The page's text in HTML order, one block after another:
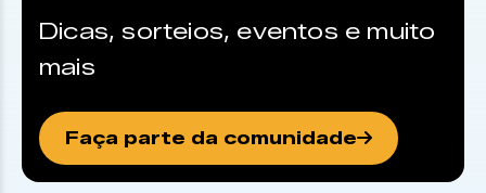
Dicas, sorteios, eventos e muito
mais
Faça parte da comunidade